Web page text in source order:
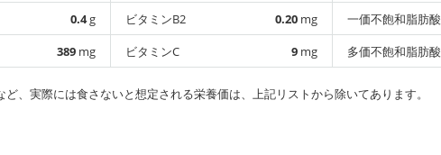
0.4g
389 mg
ビタミンB2
0.20 mg
ビタミンC
9 mg
一価不飽和脂肪酸
多価不飽和脂肪酸
、実際には食さないと想定される栄養価は、上記リストから除いてあります。